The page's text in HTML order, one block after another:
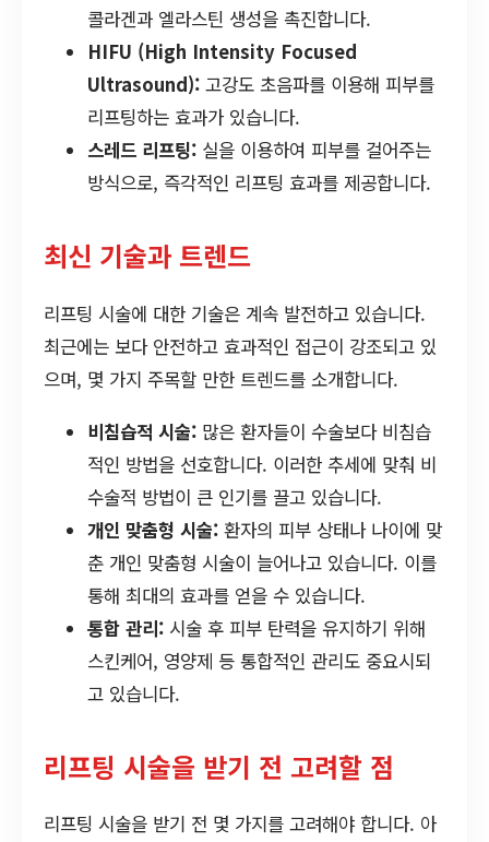
콜라겐과 엘라스틴 생성을 촉진합니다.
HIFU (High Intensity Focused
Ultrasound): 고강도 초음파를 이용해 피부를
리프팅하는 효과가 있습니다.
스레드 리프팅: 실을 이용하여 피부를 걸어주는
방식으로, 즉각적인 리프팅 효과를 제공합니다.
최신 기술과 트렌드
리프팅 시술에 대한 기술은 계속 발전하고 있습니다.
최근에는 보다 안전하고 효과적인 접근이 강조되고 있
으며, 몇 가지 주목할 만한 트렌드를 소개합니다.
비침습적 시술: 많은 환자들이 수술보다 비침습
적인 방법을 선호합니다. 이러한 추세에 맞춰 비
수술적 방법이 큰 인기를 끌고 있습니다.
개인 맞춤형 시술: 환자의 피부 상태나 나이에 맞
춘 개인 맞춤형 시술이 늘어나고 있습니다. 이를
통해 최대의 효과를 얻을 수 있습니다.
통합 관리: 시술 후 피부 탄력을 유지하기 위해
스킨케어, 영양제 등 통합적인 관리도 중요시되
고 있습니다.
리프팅 시술을 받기 전 고려할 점
리프팅 시술을 받기 전 몇 가지를 고려해야 합니다. 아